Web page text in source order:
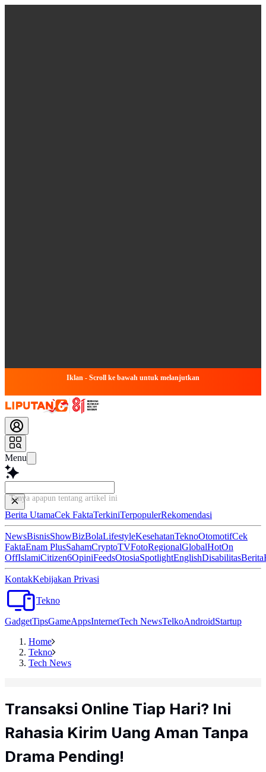
Iklan - Scroll ke bawah untuk melanjutkan
Menu
Tanya apapun tentang artikel
Berita UtamaCek FaktaTerkiniTerpopulerRekomendasi
NewsBisnisShowBizBolaLifestyleKesehatanTeknoOtomotifCek
FaktaEnam PlusSahamCryptoTVFotoRegionalGlobalHotOn
OffIslamiCitizen6OpiniFeedsOtosiaSpotlightEnglishDisabilitasBerita
KontakKebijakan Privasi
Tekno
GadgetTipsGameAppsInternetTech NewsTelkoAndroidStartup
Home
Tekno
Tech News
Transaksi Online Tiap Hari? Ini
Rahasia Kirim Uang Aman Tanpa
Drama Pending!